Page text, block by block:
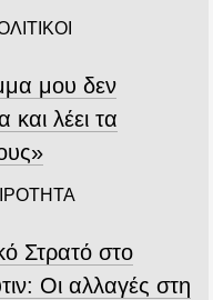
μου δεν
και λέει τα
Στρατό στο
Οι αλλαγές στη